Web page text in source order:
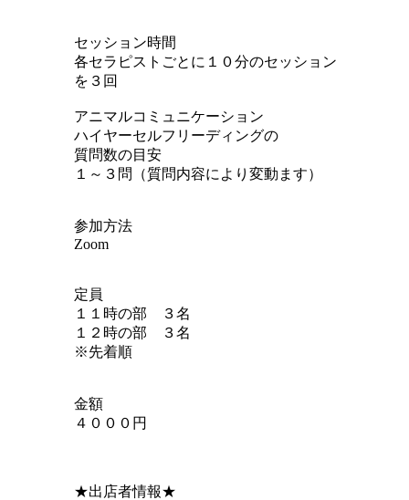
セッション時間
各セラピストごとに１０分のセッション
を３回
アニマルコミュニケーション
ハイヤーセルフリーディングの
質問数の目安
１～３問（質問内容により変動ます）
参加方法
Zoom
定員
１１時の部 ３名
１２時の部 ３名
※先着順
金額
４０００円
★出店者情報★